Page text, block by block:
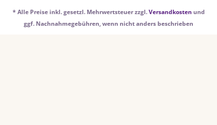
* Alle Preise inkl. gesetzl. Mehrwertsteuer zzgl.Versandkosten und
ggf. Nachnahmegebühren, wenn nicht anders beschrieben